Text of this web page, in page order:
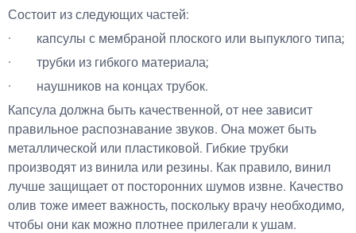
Состоит из следующих частей:
· капсулы с мембраной плоского или выпуклого типа;
· трубки из гибкого материала;
· наушников на концах трубок.
Капсула должна быть качественной, от нее зависит
правильное распознавание звуков. Она может быть
металлической или пластиковой. Гибкие трубки
производят из винила или резины. Как правило, винил
лучше защищает от посторонних шумов извне. Качество
олив тоже имеет важность, поскольку врачу необходимо,
чтобы они как можно плотнее прилегали к ушам.